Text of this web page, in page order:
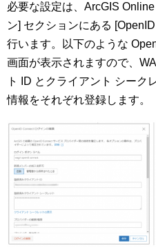
必要な設定は、ArcGIS
ン] セクションにある
行います。以下のような
画面が表示されますので、
ト ID とクライアント シーク
情報をそれぞれ登録します。